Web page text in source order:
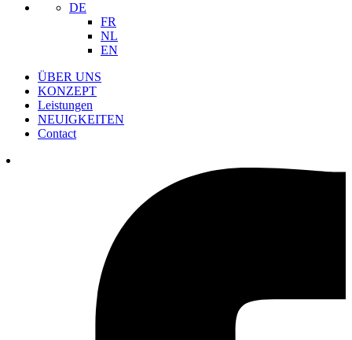
DE
FR
NL
EN
ÜBER UNS
KONZEPT
Leistungen
NEUIGKEITEN
Contact